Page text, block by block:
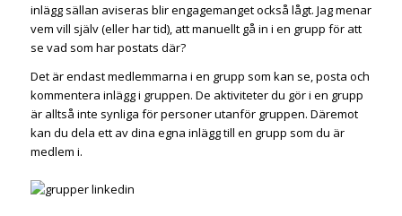
inlägg sällan aviseras blir engagemanget också lågt. Jag menar
vem vill själv (eller har tid), att manuellt gå in i en grupp för att
se vad som har postats där?
Det är endast medlemmarna i en grupp som kan se, posta och
kommentera inlägg i gruppen. De aktiviteter du gör i en grupp
är alltså inte synliga för personer utanför gruppen. Däremot
kan du dela ett av dina egna inlägg till en grupp som du är
medlem i.